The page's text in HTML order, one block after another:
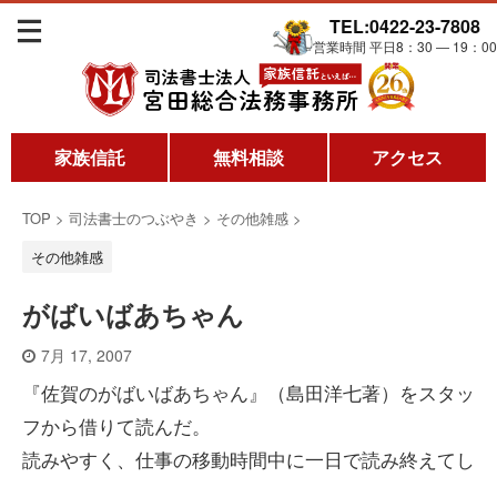
TEL:0422-23-7808
営業時間 平日8：30 ― 19：00
家族信託 無料相談 アクセス
TOP > 司法書士のつぶやき > その他雑感 >
その他雑感
がばいばあちゃん
7月 17, 2007
『佐賀のがばいばあちゃん』（島田洋七著）をスタッ
フから借りて読んだ。
読みやすく、仕事の移動時間中に一日で読み終えてし